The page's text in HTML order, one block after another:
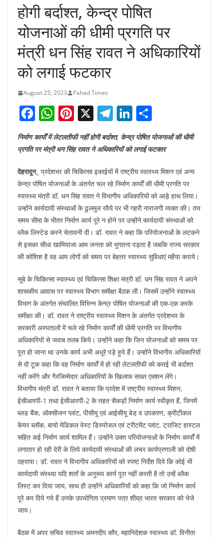
होगी बर्दाश्त, केन्द्र पोषित
योजनाओं की धीमी प्रगति पर
मंत्री धन सिंह रावत ने अधिकारियों
को लगाई फटकार
August 25, 2023 Pahad Times
F
c
b
o
o
k
W
h
at
A
p
p
Pi
nt
er
st
X T
el
e
a
m
Li
n
k
dI
n
h
ar
निर्माण कार्यों में लेटलतीफी नहीं होगी बर्दाश्त, केन्द्र पोषित योजनाओं की धीमी
प्रगति पर मंत्री धन सिंह रावत ने अधिकारियों को लगाई फटकार
देहरादून_ प्रदेशभर की चिकित्सा इकाईयों में राष्ट्रीय स्वास्थ्य मिशन एवं अन्य
केन्द्र पोषित योजनाओं के अंतर्गत चल रहे निर्माण कार्यों की धीमी प्रगति पर
स्वास्थ्य मंत्री डॉ. धन सिंह रावत ने विभागीय अधिकारियों को आड़े हाथ लिया।
उन्होंने कार्यदायी संस्थाओं के ढुलमुल रवैये पर भी गहरी नाराजगी व्यक्त की। तय
समय सीमा के भीतर निर्माण कार्य पूरे न होने पर उन्होंने कार्यदायी संस्थाओं को
ब्लैक लिस्टेड करने चेतावनी दी। डॉ. रावत ने कहा कि परियोजनाओं के लटकने
से इसका सीधा खामियाजा आम जनता को भुगतना पड़ता है जबकि राज्य सरकार
की कोशिश है वह आम लोगों को समय पर बेहतर स्वास्थ्य सुविधाएं महैया कराये।
सूबे के चिकित्सा स्वास्थ्य एवं चिकित्सा शिक्षा मंत्री डॉ. धन सिंह रावत ने अपने
शासकीय आवास पर स्वास्थ्य विभाग समीक्षा बैठक ली। जिसमें उन्होंने स्वास्थ्य
विभाग के अंतर्गत संचालित विभिन्न केन्द्र पोषित योजनाओं की एक-एक करके
समीक्षा की। डॉ. रावत ने राष्ट्रीय स्वास्थ्य मिशन के अंतर्गत प्रदेशभर के
सरकारी अस्पतालों में चले रहे निर्माण कार्यों की धीमी प्रगति पर विभागीय
अधिकारियों से जवाब तलब किये। उन्होंने कहा कि जिन योजनाओं को समय पर
पूरा हो जाना था उनके कार्य अभी अधूरे पड़े हुये हैं। उन्होंने विभागीय अधिकारियों
से दो टूक कहा कि वह निर्माण कार्यों में हो रही लेटलतीफी को कतई भी बर्दाश्त
नहीं करेंगे और गैरजिम्मेदार अधिकारियों के खिलाफ सख्त एक्शन लेंगे।
विभागीय मंत्री डॉ. रावत ने बताया कि प्रदेश में राष्ट्रीय स्वास्थ्य मिशन,
ईसीआरपी-1 तथा ईसीआरपी-2 के तहत सैकड़ों निर्माण कार्य स्वीकृत हैं, जिनमें
ब्लड बैंक, ऑक्सीजन प्लांट, पीसीयू एवं आईसीयू बेड व उपकरण, क्रीटीकल
केयर ब्लॉक, बायो मेडिकल वेस्ट डिस्पोजल एवं ट्रीटमेंट प्लांट, ट्राजिट हास्टल
सहित कई निर्माण कार्य शामिल हैं। उन्होंने उक्त परियोजनाओं के निर्माण कार्यों में
लगातार हो रही देरी के लिये कार्यदायी संस्थाओं की लचर कार्यप्रणाली को दोषी
ठहराया। डॉ. रावत ने विभागीय अधिकारियों को स्पष्ट निर्देश दिये कि कोई भी
कार्यदायी संस्थ्या यदि शर्तां के अनुरूप कार्य पूरा नहीं करती है तो उन्हें ब्लैक
लिस्ट कर दिया जाय, साथ ही उन्होंने अधिकारियों को कहा कि जो निर्माण कार्य
पूरे कर दिये गये हैं उनके उपयोगिता प्रमाण पत्र शीघ्र भारत सरकार को भेजे
जाय।
बैठक में अपर सचिव स्वास्थ्य अमनदीप कौर, महानिदेशक स्वास्थ्य डॉ. विनीता